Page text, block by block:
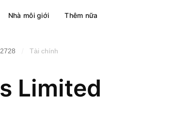
Nhà môi giới Thêm nữa
2728 Tài chính
Limited